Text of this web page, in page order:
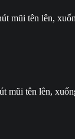
mũi tên lên,
mũi tên lên,